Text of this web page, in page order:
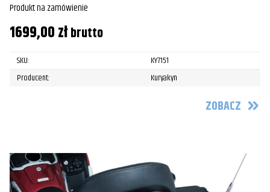
Produkt na zamówienie
1699,00złbrutto
SKU:
KY7151
Producent:
Kuryakyn
ZOBACZ